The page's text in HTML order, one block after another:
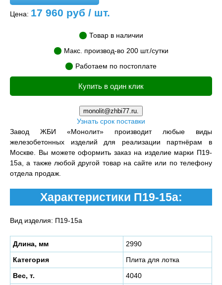
Цена: 17 960 руб / шт.
Товар в наличии
Макс. производ-во 200 шт./сутки
Работаем по постоплате
Купить в один клик
monolit@zhbi77.ru.
Узнать срок поставки
Завод ЖБИ «Монолит» производит любые виды
железобетонных изделий для реализации партнёрам в
Москве. Вы можете оформить заказ на изделие марки П19-
15а, а также любой другой товар на сайте или по телефону
отдела продаж.
Характеристики П19-15а:
Вид изделия: П19-15а
Длина, мм
2990
Категория
Плита для лотка
Вес, т.
4040